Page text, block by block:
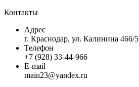
Контакты
Адрес
г. Краснодар, ул. Калинина 466/5
Телефон
+7 (928) 33-44-966
E-mail
main23@yandex.ru